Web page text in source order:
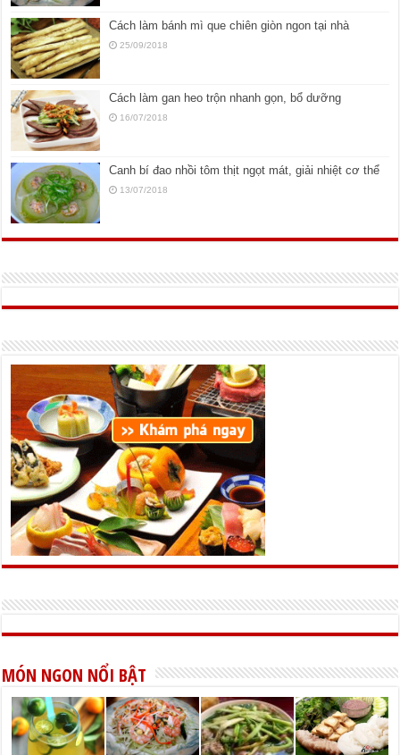
Cách làm bánh mì que chiên giòn ngon tại nhà
25/09/2018
Cách làm gan heo trộn nhanh gọn, bổ dưỡng
16/07/2018
Canh bí đao nhồi tôm thịt ngọt mát, giải nhiệt cơ thể
13/07/2018
MÓN NGON NỔI BẬT